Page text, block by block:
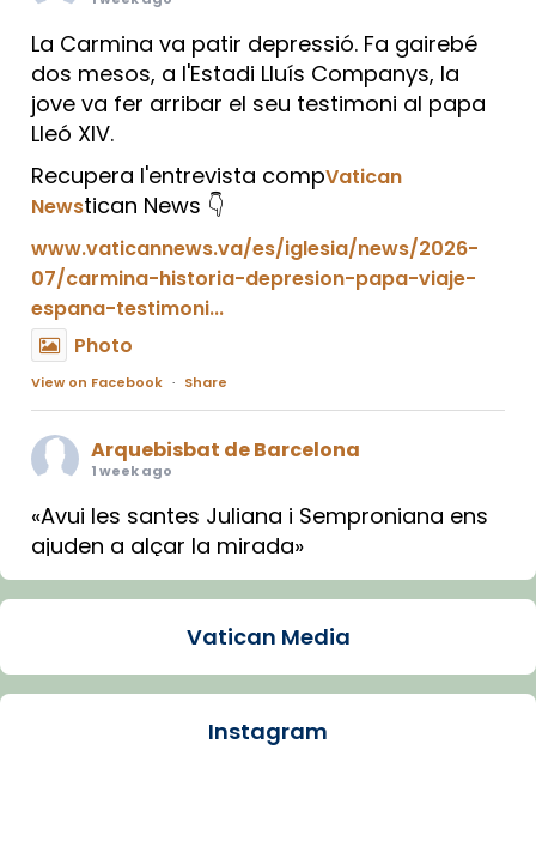
La Carmina va patir depressió. Fa gairebé
dos mesos, a l'Estadi Lluís Companys, la
jove va fer arribar el seu testimoni al papa
Lleó XIV.
Recupera l'entrevista compVatican
Newstican News 👇
www.vaticannews.va/es/iglesia/news/2026-
07/carmina-historia-depresion-papa-viaje-
espana-testimoni...
Photo
View on Facebook · Share
Arquebisbat de Barcelona
1 week ago
«Avui les santes Juliana i Semproniana ens
ajuden a alçar la mirada»
Mons. Sergi Gordo, bisbe de Tortosa, ha
Santes de Mataró.
🔗tinyurl.com/cvu5jmbk
Vatican Media
Instagram